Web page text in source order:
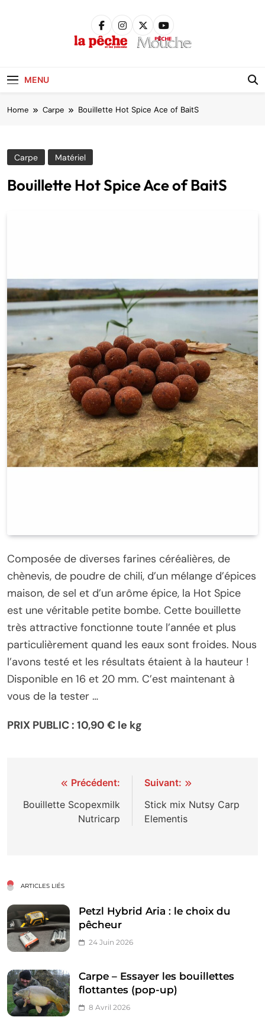
MENU
Home Carpe Bouillette Hot Spice Ace of BaitS
Carpe Matériel
Bouillette Hot Spice Ace of BaitS
Composée de diverses farines céréalières, de
chènevis, de poudre de chili, d’un mélange d’épices
maison, de sel et d’un arôme épice, la Hot Spice
est une véritable petite bombe. Cette bouillette
très attractive fonctionne toute l’année et plus
particulièrement quand les eaux sont froides. Nous
l’avons testé et les résultats étaient à la hauteur !
Disponible en 16 et 20 mm. C’est maintenant à
vous de la tester …
PRIX PUBLIC : 10,90 € le kg
Navigation
de
Précédent:
Bouillette Scopexmilk
Nutricarp
Suivant:
Stick mix Nutsy Carp
Elementis
ARTICLES LIÉS
Petzl Hybrid Aria : le choix du
pêcheur
24 Juin 2026
Carpe – Essayer les bouillettes
flottantes (pop-up)
8 Avril 2026